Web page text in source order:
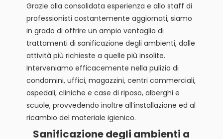
Grazie alla consolidata esperienza e allo staff di
professionisti costantemente aggiornati, siamo
in grado di offrire un ampio ventaglio di
trattamenti di sanificazione degli ambienti, dalle
attività più richieste a quelle più insolite.
Interveniamo efficacemente nella pulizia di
condomini, uffici, magazzini, centri commerciali,
ospedali, cliniche e case di riposo, alberghi e
scuole, provvedendo inoltre all’installazione ed al
ricambio del materiale igienico.
Sanificazione degli ambienti a